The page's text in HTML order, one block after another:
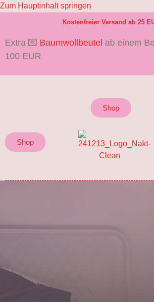
Zum Hauptinhalt springen
Kostenfreier Versand ab 25
Extra 💌 Baumwollbeutel ab einem
100 EUR
Shop
Shop